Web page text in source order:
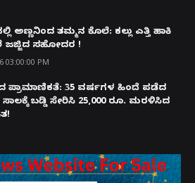
ಅಣ್ಣನಿಂದ ತಮ್ಮನ ಕೊಲೆ: ಕಲ್ಲು ಎತ್ತಿ ಹಾಕಿ
ಜಜ್ಜಿದ ಸಹೋದರ !
03:00:00 PM
35 ವರ್ಷಗಳ ಹಿಂದೆ ಪಡೆದ
ಸಾಲಕ್ಕೆ ಬಡ್ಡಿ ಸೇರಿಸಿ 25,000 ರೂ. ಮರಳಿಸಿದ